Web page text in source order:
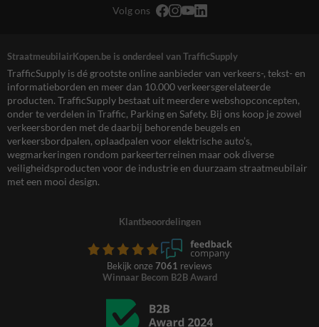
Volg ons
StraatmeubilairKopen.be is onderdeel van TrafficSupply
TrafficSupply is dé grootste online aanbieder van verkeers-, tekst- en
informatieborden en meer dan 10.000 verkeersgerelateerde
producten. TrafficSupply bestaat uit meerdere webshopconcepten,
onder te verdelen in Traffic, Parking en Safety. Bij ons koop je zowel
verkeersborden met de daarbij behorende beugels en
verkeersbordpalen, oplaadpalen voor elektrische auto’s,
wegmarkeringen rondom parkeerterreinen maar ook diverse
veiligheidsproducten voor de industrie en duurzaam straatmeubilair
met een mooi design.
Klantbeoordelingen
Bekijk onze 7061 reviews
Winnaar Becom B2B Award